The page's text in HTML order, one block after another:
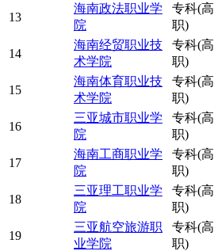
13
海南政法职业学
院
专科(高
职)
14
海南经贸职业技
术学院
专科(高
职)
15
海南体育职业技
术学院
专科(高
职)
16
三亚城市职业学
院
专科(高
职)
17
海南工商职业学
院
专科(高
职)
18
三亚理工职业学
院
专科(高
职)
19
三亚航空旅游职
业学院
专科(高
职)